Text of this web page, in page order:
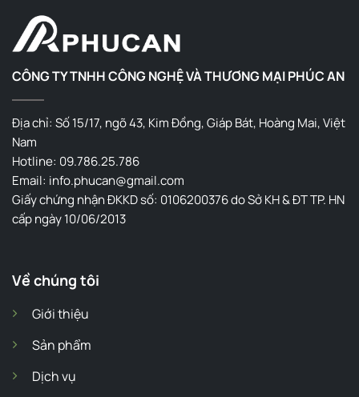
CÔNG TY TNHH CÔNG NGHỆ VÀ THƯƠNG MẠI PHÚC AN
Địa chỉ: Số 15/17, ngõ 43, Kim Đồng, Giáp Bát, Hoàng Mai, Việt
Nam
Hotline: 09.786.25.786
Email: info.phucan@gmail.com
Giấy chứng nhận ĐKKD số: 0106200376 do Sở KH & ĐT TP. HN
cấp ngày 10/06/2013
Về chúng tôi
Giới thiệu
Sản phẩm
Dịch vụ